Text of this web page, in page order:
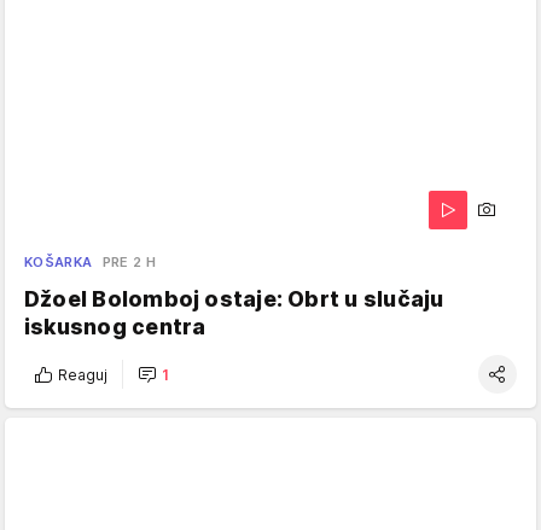
KOŠARKA PRE 2 H
Džoel Bolomboj ostaje: Obrt u slučaju
iskusnog centra
Reaguj 1